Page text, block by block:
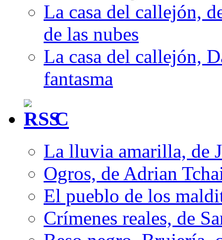
La casa del callejón,
de las nubes
La casa del callejón,
fantasma
C
La lluvia amarilla, de
Ogros, de Adrian
El pueblo de los
Crímenes reales, de